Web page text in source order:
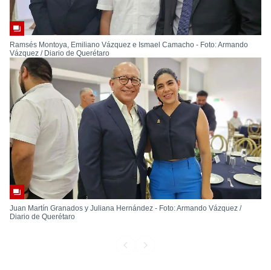
Ramsés Montoya, Emiliano Vázquez e Ismael Camacho - Foto: Armando
Vázquez / Diario de Querétaro
Juan Martín Granados y Juliana Hernández - Foto: Armando Vázquez /
Diario de Querétaro